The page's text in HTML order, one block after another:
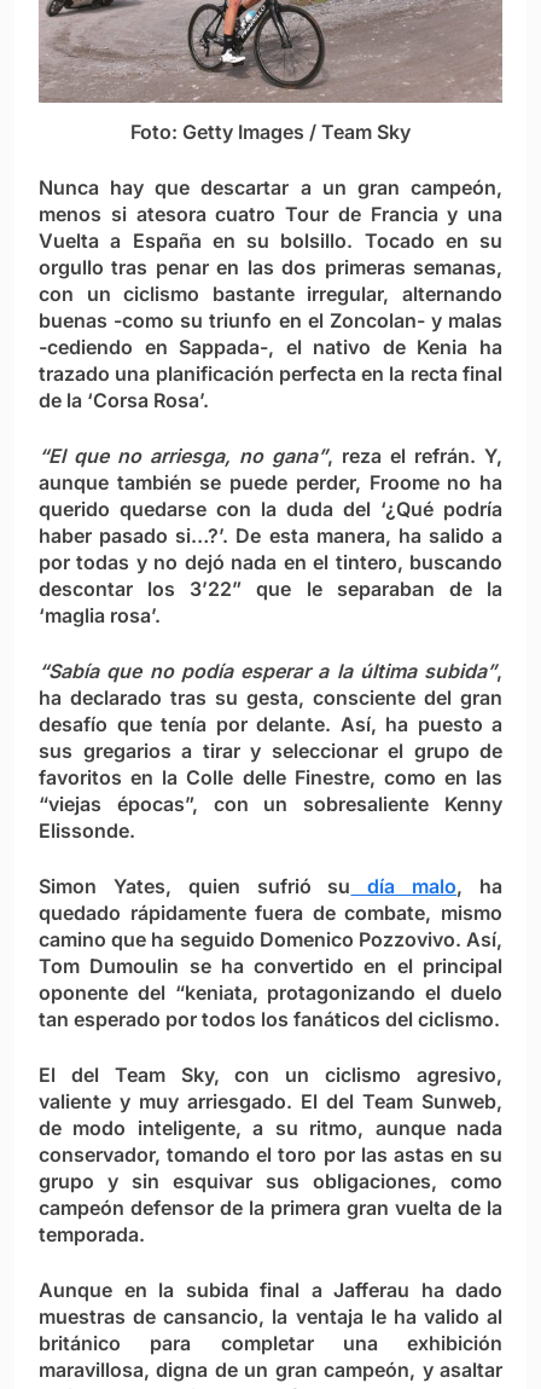
Foto: Getty Images / Team Sky
Nunca hay que descartar a un gran campeón,
menos si atesora cuatro Tour de Francia y una
Vuelta a España en su bolsillo. Tocado en su
orgullo tras penar en las dos primeras semanas,
con un ciclismo bastante irregular, alternando
buenas -como su triunfo en el Zoncolan- y malas
-cediendo en Sappada-, el nativo de Kenia ha
trazado una planificación perfecta en la recta final
de la ‘Corsa Rosa’.
“El que no arriesga, no gana”, reza el refrán. Y,
aunque también se puede perder, Froome no ha
querido quedarse con la duda del ‘¿Qué podría
haber pasado si…?’. De esta manera, ha salido a
por todas y no dejó nada en el tintero, buscando
descontar los 3’22” que le separaban de la
‘maglia rosa’.
“Sabía que no podía esperar a la última subida”,
ha declarado tras su gesta, consciente del gran
desafío que tenía por delante. Así, ha puesto a
sus gregarios a tirar y seleccionar el grupo de
favoritos en la Colle delle Finestre, como en las
“viejas épocas”, con un sobresaliente Kenny
Elissonde.
Simon Yates, quien sufrió su día malo, ha
quedado rápidamente fuera de combate, mismo
camino que ha seguido Domenico Pozzovivo. Así,
Tom Dumoulin se ha convertido en el principal
oponente del “keniata, protagonizando el duelo
tan esperado por todos los fanáticos del ciclismo.
El del Team Sky, con un ciclismo agresivo,
valiente y muy arriesgado. El del Team Sunweb,
de modo inteligente, a su ritmo, aunque nada
conservador, tomando el toro por las astas en su
grupo y sin esquivar sus obligaciones, como
campeón defensor de la primera gran vuelta de la
temporada.
Aunque en la subida final a Jafferau ha dado
muestras de cansancio, la ventaja le ha valido al
británico para completar una exhibición
maravillosa, digna de un gran campeón, y asaltar